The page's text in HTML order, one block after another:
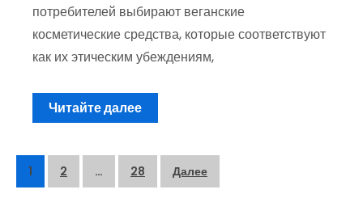
потребителей выбирают веганские
косметические средства, которые соответствуют
как их этическим убеждениям,
Читайте далее
Пагинация
1 2 … 28 Далее